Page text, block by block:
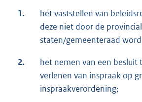
1.
het vaststellen van
deze niet door de
staten/gemeenteraad
2.
het nemen van een
verlenen van inspraak op
inspraakverordening;